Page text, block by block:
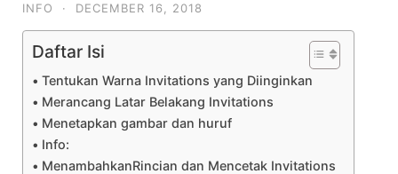
INFO · DECEMBER 16, 2018
Daftar Isi
Tentukan Warna Invitations yang Diinginkan
Merancang Latar Belakang Invitations
Menetapkan gambar dan huruf
Info:
MenambahkanRincian dan Mencetak Invitations